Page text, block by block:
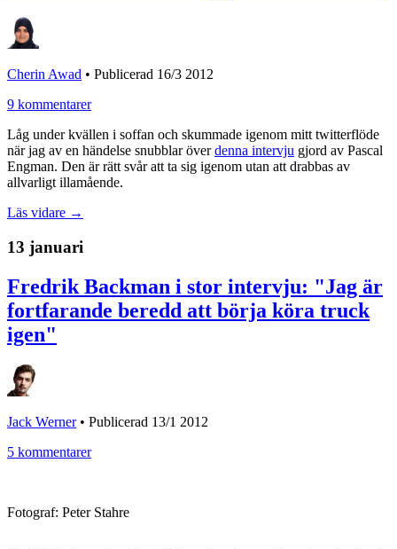
Cherin Awad • Publicerad 16/3 2012
9 kommentarer
Låg under kvällen i soffan och skummade igenom mitt twitterflöde
när jag av en händelse snubblar överdenna intervju gjord av Pascal
Engman. Den är rätt svår att ta sig igenom utan att drabbas av
allvarligt illamående.
Läs vidare →
13 januari
Fredrik Backman i stor intervju: "Jag är
fortfarande beredd att börja köra truck
igen"
Jack Werner• Publicerad 13/1 2012
5 kommentarer
Fotograf: Peter Stahre